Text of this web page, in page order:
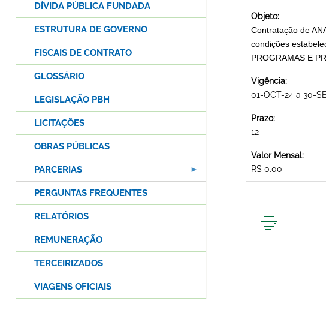
Objeto:
Contratação de
condições
PROGRAMAS E
Vigência:
01-OCT-24 a 30-
Prazo:
12
Valor Mensal:
R$ 0.00
DÍVIDA PÚBLICA FUNDADA
ESTRUTURA DE GOVERNO
FISCAIS DE CONTRATO
GLOSSÁRIO
LEGISLAÇÃO PBH
LICITAÇÕES
OBRAS PÚBLICAS
PARCERIAS
PERGUNTAS FREQUENTES
RELATÓRIOS
REMUNERAÇÃO
TERCEIRIZADOS
VIAGENS OFICIAIS